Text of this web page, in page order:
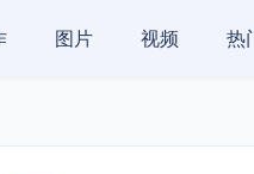
图片 视频 热